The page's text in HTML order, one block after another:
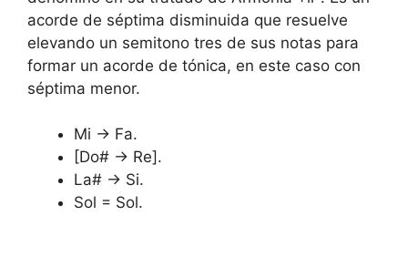
acorde de séptima disminuida que resuelve
elevando un semitono tres de sus notas para
formar un acorde de tónica, en este caso con
séptima menor.
Mi → Fa.
[Do# → Re].
La# → Si.
Sol = Sol.